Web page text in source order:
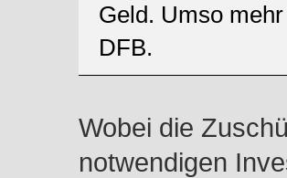
Geld. Umso
DFB.
Wobei die
notwendigen